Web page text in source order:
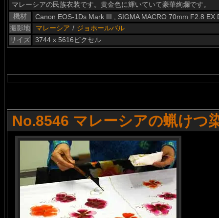
マレーシアの民族衣装です。黄金色に輝いていて豪華絢爛です。
機材
Canon EOS-1Ds Mark III , SIGMA MACRO 70mm F2.8 EX
撮影地
マレーシア / ジョホールバル
サイズ
3744 x 5616ピクセル
No.8546 マレーシアの蝋けつ